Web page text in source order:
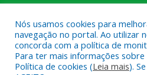
Todos os direitos reservados a
Nós usamos cookies para
navegação no portal. Ao utilizar
concorda com a política de
Para ter mais informações
Política de cookies (Leia mais).